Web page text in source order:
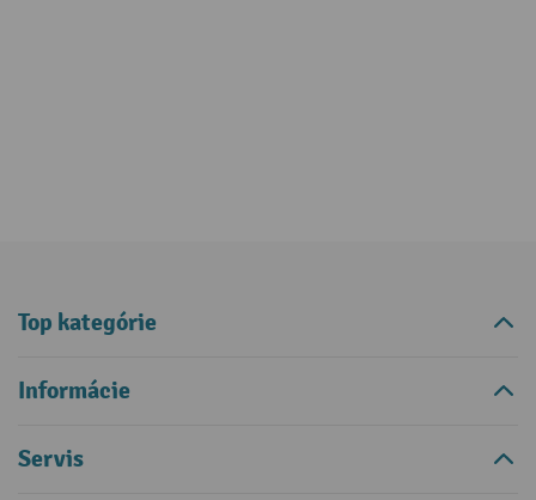
Top kategórie
Informácie
Servis